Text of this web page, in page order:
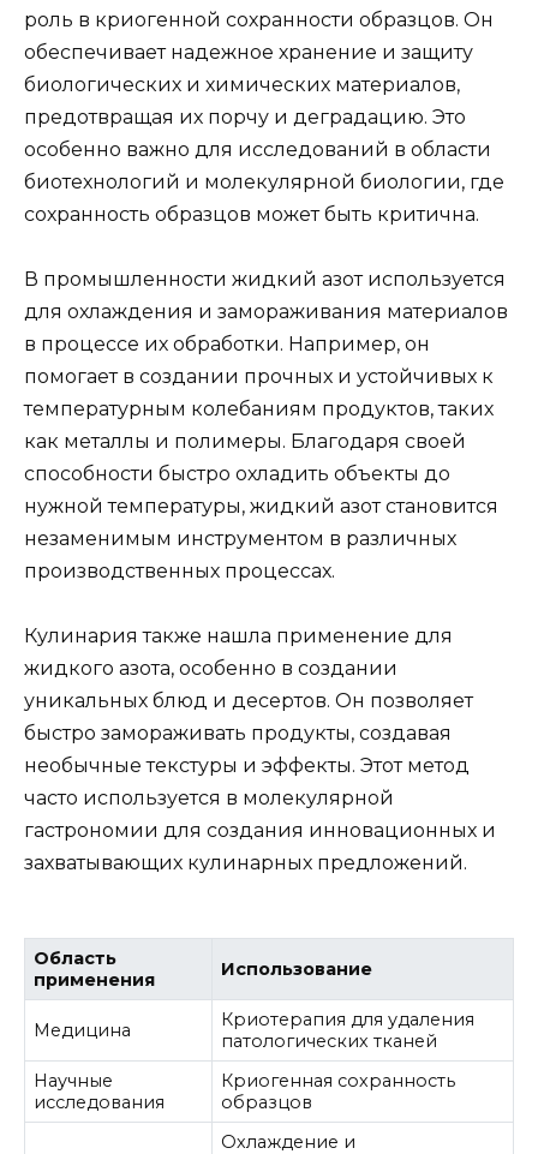
роль в криогенной сохранности образцов. Он
обеспечивает надежное хранение и защиту
биологических и химических материалов,
предотвращая их порчу и деградацию. Это
особенно важно для исследований в области
биотехнологий и молекулярной биологии, где
сохранность образцов может быть критична.
В промышленности жидкий азот используется
для охлаждения и замораживания материалов
в процессе их обработки. Например, он
помогает в создании прочных и устойчивых к
температурным колебаниям продуктов, таких
как металлы и полимеры. Благодаря своей
способности быстро охладить объекты до
нужной температуры, жидкий азот становится
незаменимым инструментом в различных
производственных процессах.
Кулинария также нашла применение для
жидкого азота, особенно в создании
уникальных блюд и десертов. Он позволяет
быстро замораживать продукты, создавая
необычные текстуры и эффекты. Этот метод
часто используется в молекулярной
гастрономии для создания инновационных и
захватывающих кулинарных предложений.
Область
применения
Использование
Медицина
Криотерапия для удаления
патологических тканей
Научные
исследования
Криогенная сохранность
образцов
Охлаждение и